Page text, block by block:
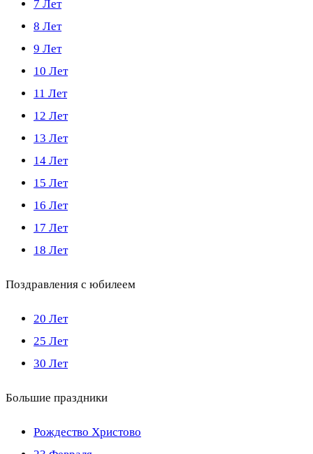
7 Лет
8 Лет
9 Лет
10 Лет
11 Лет
12 Лет
13 Лет
14 Лет
15 Лет
16 Лет
17 Лет
18 Лет
Поздравления с юбилеем
20 Лет
25 Лет
30 Лет
Большие праздники
Рождество Христово